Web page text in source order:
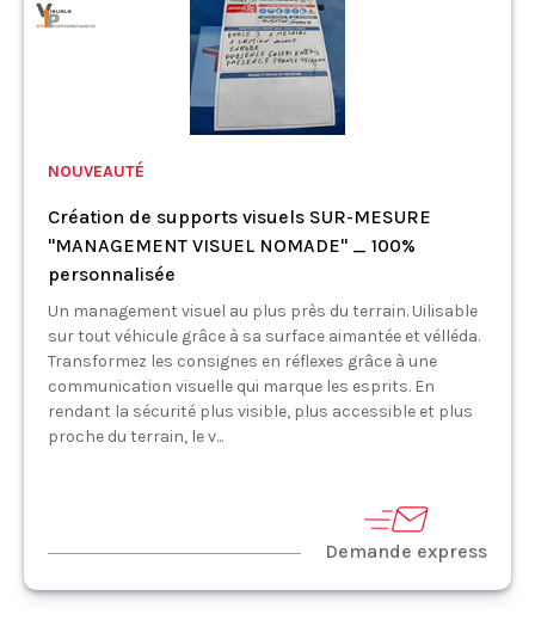
NOUVEAUTÉ
Création de supports visuels SUR-MESURE
"MANAGEMENT VISUEL NOMADE" _ 100%
personnalisée
Un management visuel au plus près du terrain. Uilisable
sur tout véhicule grâce à sa surface aimantée et vélléda.
Transformez les consignes en réflexes grâce à une
communication visuelle qui marque les esprits. En
rendant la sécurité plus visible, plus accessible et plus
proche du terrain, le v...
Demande express